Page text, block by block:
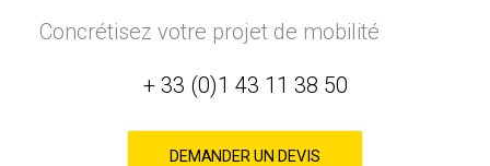
Concrétisez votre projet de mobilité
+ 33 (0)1 43 11 38 50
DEMANDER UN DEVIS